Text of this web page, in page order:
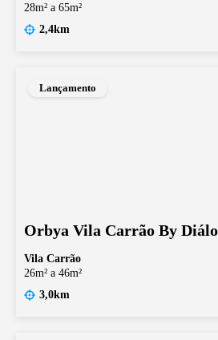
28m² a 65m²
2,4km
Lançamento
Orbya Vila Carrão By
Vila Carrão
26m² a 46m²
3,0km